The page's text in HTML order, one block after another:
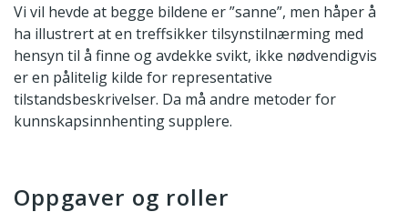
Vi vil hevde at begge bildene er ”sanne”, men håper å
ha illustrert at en treffsikker tilsynstilnærming med
hensyn til å finne og avdekke svikt, ikke nødvendigvis
er en pålitelig kilde for representative
tilstandsbeskrivelser. Da må andre metoder for
kunnskapsinnhenting supplere.
Oppgaver og roller